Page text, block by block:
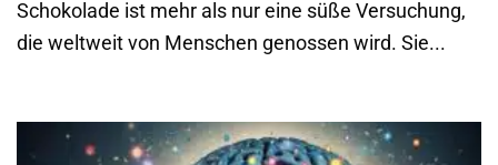
Schokolade ist mehr als nur eine süße Versuchung,
die weltweit von Menschen genossen wird. Sie...